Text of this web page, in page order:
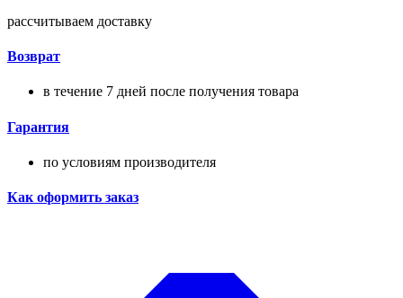
рассчитываем доставку
Возврат
в течение 7 дней после получения товара
Гарантия
по условиям производителя
Как оформить заказ